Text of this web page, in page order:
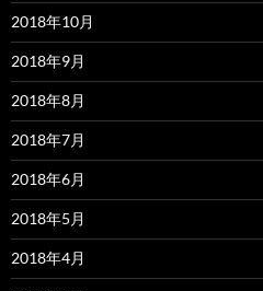
2018年10月
2018年9月
2018年8月
2018年7月
2018年6月
2018年5月
2018年4月